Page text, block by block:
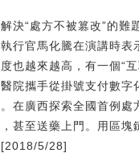
決“處方不被篡改”的難
行官馬化騰在演講時表
也越來越高，有一個“
院攜手從掛號支付數字
在廣西探索全國首例處
甚至送藥上門。用區塊
[2018/5/28]